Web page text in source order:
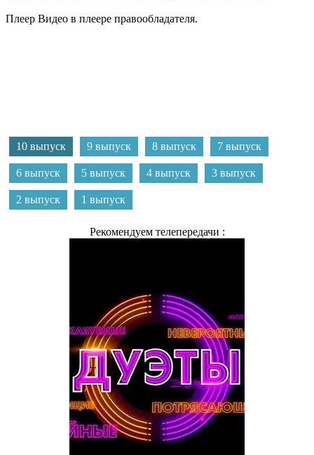
Плеер Видео в плеере правообладателя.
10 выпуск 9 выпуск 8 выпуск 7 выпуск
6 выпуск 5 выпуск 4 выпуск 3 выпуск
2 выпуск 1 выпуск
Рекомендуем телепередачи :